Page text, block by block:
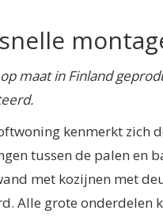
maat in Finland
kenmerkt zich
tussen de palen en
met kozijnen met
Alle grote onderdelen